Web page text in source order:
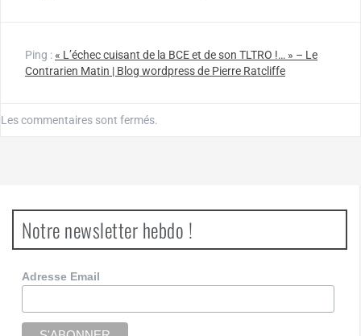
Ping :« L’échec cuisant de la BCE et de son TLTRO !… » – Le
Contrarien Matin | Blog wordpress de Pierre Ratcliffe
Les commentaires sont fermés.
Notre newsletter hebdo !
Adresse Email